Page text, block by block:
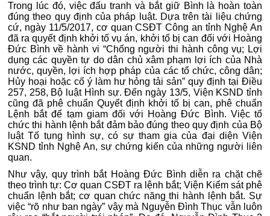
Trong lúc đó, việc đấu tranh và bắt giữ Bình là hoàn toàn
đúng theo quy định của pháp luật. Dựa trên tài liệu chứng
cứ, ngày 11/5/2017, cơ quan CSĐT Công an tỉnh Nghệ An
đã ra quyết định khởi tố vụ án, khởi tố bị can đối với Hoàng
Đức Bình về hành vi “Chống người thi hành công vụ; Lợi
dụng các quyền tự do dân chủ xâm phạm lợi ích của Nhà
nước, quyền, lợi ích hợp pháp của các tổ chức, công dân;
Hủy hoại hoặc cố ý làm hư hỏng tải sản” quy định tại Điều
257, 258, Bộ luật Hình sự. Đến ngày 13/5, Viện KSND tỉnh
cũng đã phê chuẩn Quyết định khởi tố bị can, phê chuẩn
Lệnh bắt để tạm giam đối với Hoàng Đức Bình. Việc tổ
chức thi hành lệnh bắt đảm bảo đúng theo quy định của Bộ
luật Tố tụng hình sự, có sự tham gia của đại diện Viện
KSND tỉnh Nghệ An, sự chứng kiến của những người liên
quan.
Như vậy, quy trình bắt Hoàng Đức Bình diễn ra chặt chẽ
theo trình tự: Cơ quan CSĐT ra lệnh bắt; Viện Kiểm sát phê
chuẩn lệnh bắt; cơ quan chức năng thi hành lệnh bắt. Sự
việc “rõ như ban ngày” vậy mà Nguyễn Đình Thục vẫn luôn